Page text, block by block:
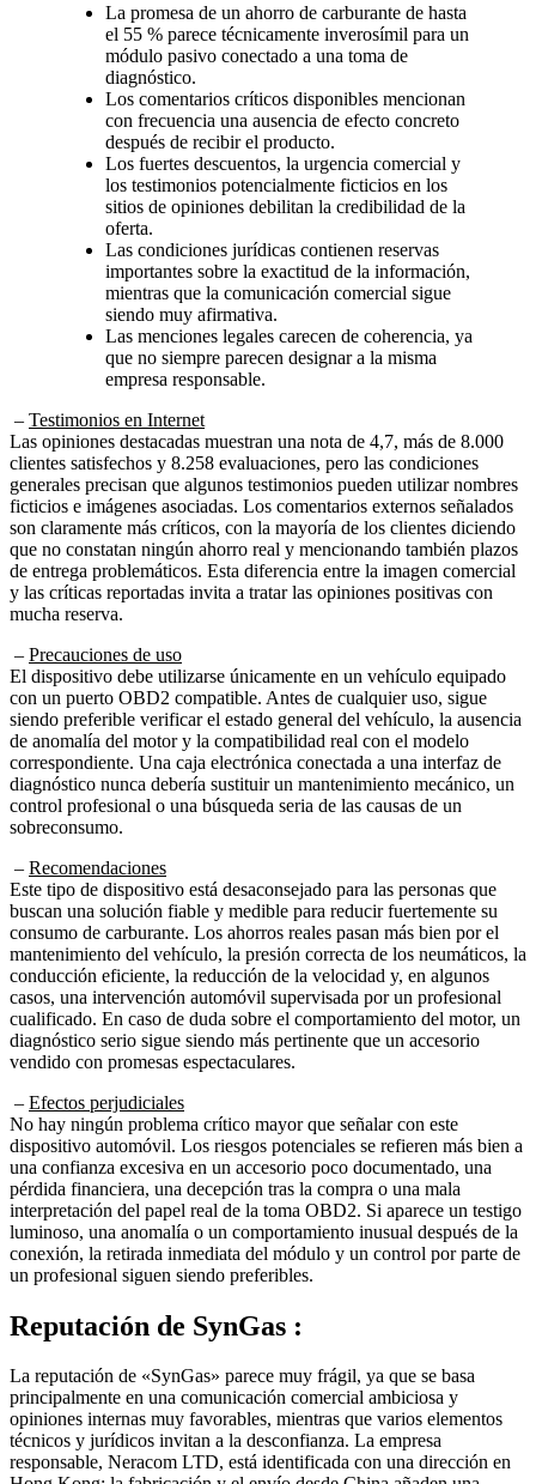
el 55 % parece técnicamente inverosímil para un
módulo pasivo conectado a una toma de
diagnóstico.
Los comentarios críticos disponibles mencionan
con frecuencia una ausencia de efecto concreto
después de recibir el producto.
Los fuertes descuentos, la urgencia comercial y
los testimonios potencialmente ficticios en los
sitios de opiniones debilitan la credibilidad de la
oferta.
Las condiciones jurídicas contienen reservas
importantes sobre la exactitud de la información,
mientras que la comunicación comercial sigue
siendo muy afirmativa.
Las menciones legales carecen de coherencia, ya
que no siempre parecen designar a la misma
empresa responsable.
Las opiniones destacadas muestran una nota de 4,7, más de 8.000
clientes satisfechos y 8.258 evaluaciones, pero las condiciones
generales precisan que algunos testimonios pueden utilizar nombres
ficticios e imágenes asociadas. Los comentarios externos señalados
son claramente más críticos, con la mayoría de los clientes diciendo
que no constatan ningún ahorro real y mencionando también plazos
de entrega problemáticos. Esta diferencia entre la imagen comercial
y las críticas reportadas invita a tratar las opiniones positivas con
mucha reserva.
El dispositivo debe utilizarse únicamente en un vehículo equipado
con un puerto OBD2 compatible. Antes de cualquier uso, sigue
siendo preferible verificar el estado general del vehículo, la ausencia
de anomalía del motor y la compatibilidad real con el modelo
correspondiente. Una caja electrónica conectada a una interfaz de
diagnóstico nunca debería sustituir un mantenimiento mecánico, un
control profesional o una búsqueda seria de las causas de un
sobreconsumo.
Este tipo de dispositivo está desaconsejado para las personas que
buscan una solución fiable y medible para reducir fuertemente su
consumo de carburante. Los ahorros reales pasan más bien por el
mantenimiento del vehículo, la presión correcta de los neumáticos, la
conducción eficiente, la reducción de la velocidad y, en algunos
casos, una intervención automóvil supervisada por un profesional
cualificado. En caso de duda sobre el comportamiento del motor, un
diagnóstico serio sigue siendo más pertinente que un accesorio
vendido con promesas espectaculares.
No hay ningún problema crítico mayor que señalar con este
dispositivo automóvil. Los riesgos potenciales se refieren más bien a
una confianza excesiva en un accesorio poco documentado, una
pérdida financiera, una decepción tras la compra o una mala
interpretación del papel real de la toma OBD2. Si aparece un testigo
luminoso, una anomalía o un comportamiento inusual después de la
conexión, la retirada inmediata del módulo y un control por parte de
un profesional siguen siendo preferibles.
principalmente en una comunicación comercial ambiciosa y
opiniones internas muy favorables, mientras que varios elementos
técnicos y jurídicos invitan a la desconfianza. La empresa
responsable, Neracom LTD, está identificada con una dirección en
Hong Kong; la fabricación y el envío desde China añaden una